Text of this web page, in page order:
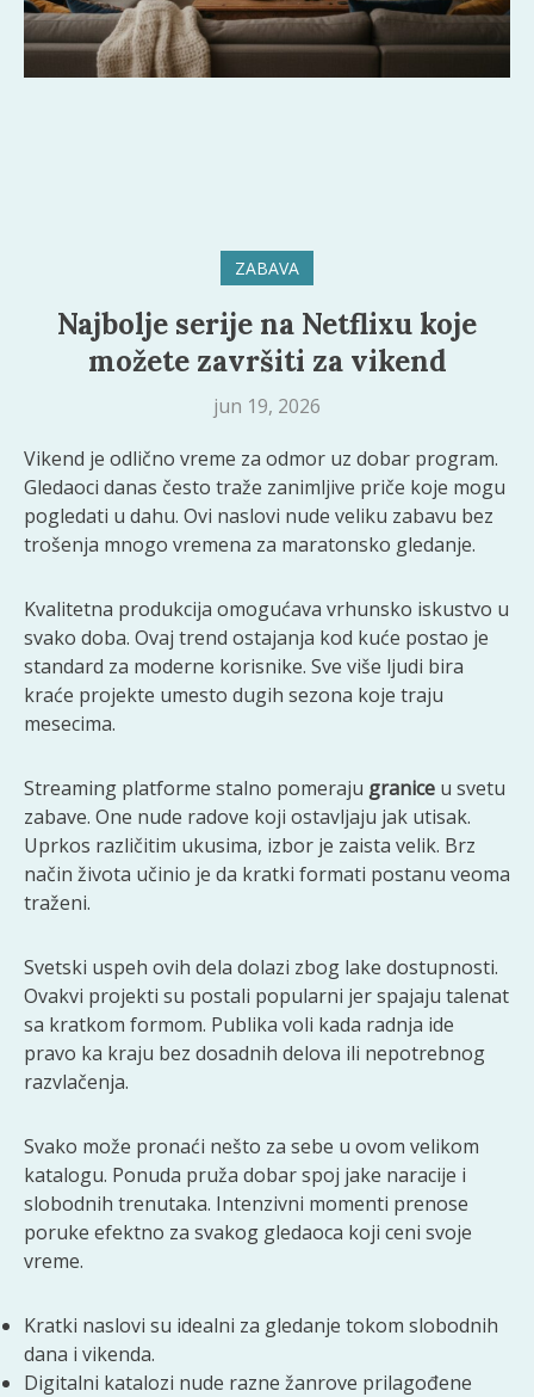
ZABAVA
Najbolje serije na Netflixu koje
možete završiti za vikend
jun 19, 2026
Vikend je odlično vreme za odmor uz dobar program.
Gledaoci danas često traže zanimljive priče koje mogu
pogledati u dahu. Ovi naslovi nude veliku zabavu bez
trošenja mnogo vremena za maratonsko gledanje.
Kvalitetna produkcija omogućava vrhunsko iskustvo u
svako doba. Ovaj trend ostajanja kod kuće postao je
standard za moderne korisnike. Sve više ljudi bira
kraće projekte umesto dugih sezona koje traju
mesecima.
Streaming platforme stalno pomeraju granice u svetu
zabave. One nude radove koji ostavljaju jak utisak.
Uprkos različitim ukusima, izbor je zaista velik. Brz
način života učinio je da kratki formati postanu veoma
traženi.
Svetski uspeh ovih dela dolazi zbog lake dostupnosti.
Ovakvi projekti su postali popularni jer spajaju talenat
sa kratkom formom. Publika voli kada radnja ide
pravo ka kraju bez dosadnih delova ili nepotrebnog
razvlačenja.
Svako može pronaći nešto za sebe u ovom velikom
katalogu. Ponuda pruža dobar spoj jake naracije i
slobodnih trenutaka. Intenzivni momenti prenose
poruke efektno za svakog gledaoca koji ceni svoje
vreme.
Kratki naslovi su idealni za gledanje tokom slobodnih
dana i vikenda.
Digitalni katalozi nude razne žanrove prilagođene